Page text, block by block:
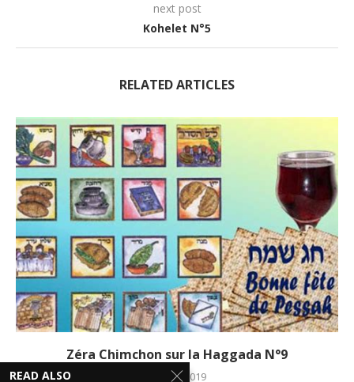
next post
Kohelet N°5
RELATED ARTICLES
Zéra Chimchon sur la Haggada N°9
18 avril 2019
READ ALSO